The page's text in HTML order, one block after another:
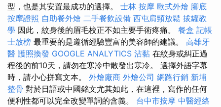
型，也是其安置最成功的選擇。 士林 按摩 歐式外燴 腳底
按摩證照 自助餐外燴 二手餐飲設備 西屯肩頸放鬆 拔罐教
學 因此，紋身後的眉毛校正不如主要手術疼痛。 餐盒 記帳
士放榜 最重要的是遵循經驗豐富的美容師的建議。 高雄牙
醫 護照換發 GOOGLE ANALYTICS 沾黏 在紋身或糾正過
程後的前10天，請勿在寒冷中散發出寒冷。 選擇外語字幕
時，請小心拼寫文本。 外燴廠商 外燴公司 網路行銷 新埔
整骨 對於日語或中國銘文尤其如此，在這裡，寫作的任何
便利性都可以完全改變單詞的含義。 台中市按摩 中醫經絡